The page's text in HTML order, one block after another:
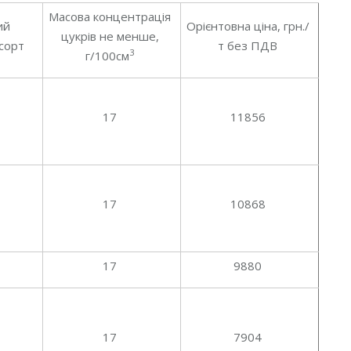
Масова концентрація
цукрів не менше,
г/100см3
Орієнтовна ціна, грн./
т без ПДВ
17 11856
17 10868
17 9880
17 7904